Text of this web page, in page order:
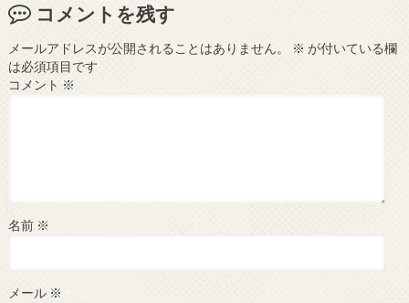
コメントを残す
メールアドレスが公開されることはありません。 ※ が付いている欄
は必須項目です
コメント ※
名前 ※
メール ※